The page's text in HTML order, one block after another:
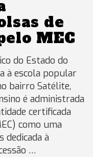
de
MEC
do Estado do
à escola popular
bairro Satélite,
é administrada
certificada
como uma
dedicada à
…